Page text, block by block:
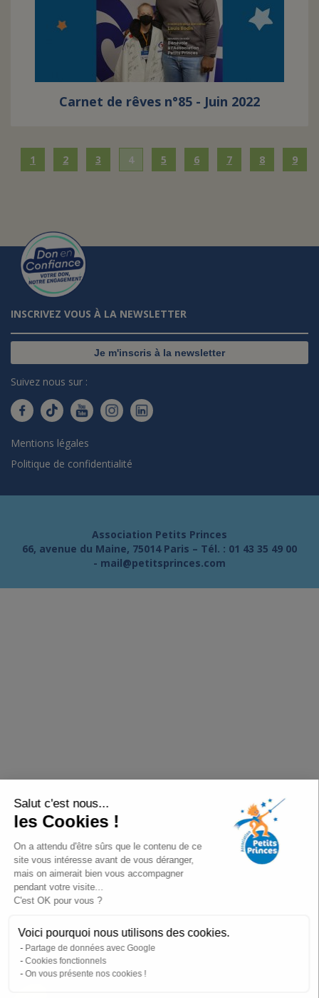
Salut c'est nous...
les Cookies !
On a attendu d'être sûrs que le contenu de ce
site vous intéresse avant de vous déranger,
mais on aimerait bien vous accompagner
pendant votre visite...
C'est OK pour vous ?
Voici pourquoi nous utilisons des cookies.
Partage de données avec Google
Cookies fonctionnels
On vous présente nos cookies !
Carnet de rêves n°85 - Juin 2022
1 2 3 4 5 6 7 8 9
INSCRIVEZ VOUS À LA NEWSLETTER
Je m'inscris à la newsletter
Suivez nous sur :
Mentions légales
Politique de confidentialité
Association Petits Princes
66, avenue du Maine, 75014 Paris – Tél. : 01 43 35 49 00
- mail@petitsprinces.com